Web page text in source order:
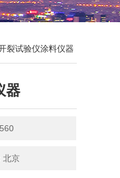
裂试验仪涂料仪器
器
北京